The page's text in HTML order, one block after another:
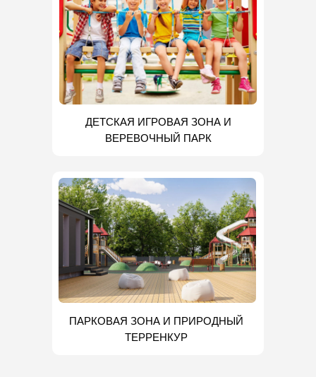
ДЕТСКАЯ ИГРОВАЯ ЗОНА И
ВЕРЕВОЧНЫЙ ПАРК
ПАРКОВАЯ ЗОНА И ПРИРОДНЫЙ
ТЕРРЕНКУР